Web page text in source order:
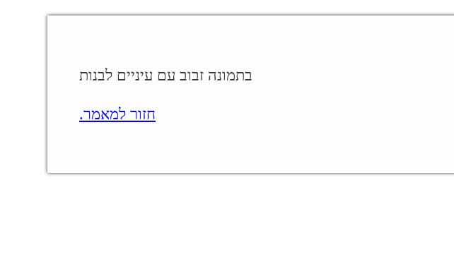
בתמונה זבוב עם עיניים לבנות
חזור למאמר.